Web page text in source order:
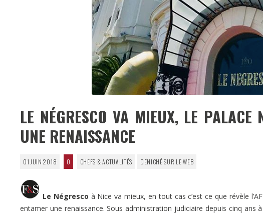
LE NÉGRESCO VA MIEUX, LE PALACE
UNE RENAISSANCE
01 JUIN 2018 0 CHEFS & ACTUALITÉS DÉNICHÉ SUR LE WEB
Le Négresco à Nice va mieux, en tout cas c’est ce que révèle
entamer une renaissance. Sous administration judiciaire depuis cinq